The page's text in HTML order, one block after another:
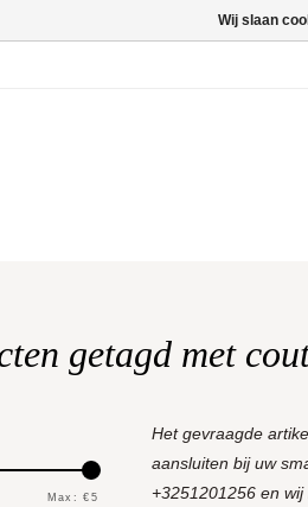
getagd met
Max: € 5
Het gevraagde
aansluiten bij uw
+3251201256 en wij
Wij slaan